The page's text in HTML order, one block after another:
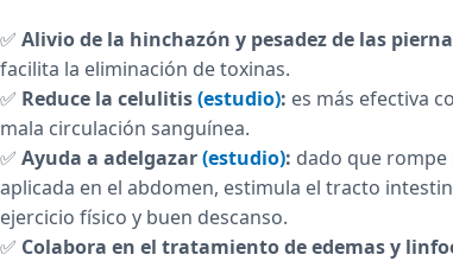
✅ Alivio de la hinchazón y pesadez de las
facilita la eliminación de toxinas.
✅ Reduce la celulitis(estudio): es más efectiva
mala circulación sanguínea.
✅ Ayuda a adelgazar(estudio): dado que rompe
aplicada en el abdomen, estimula el tracto
ejercicio físico y buen descanso.
✅ Colabora en el tratamiento de edemas y